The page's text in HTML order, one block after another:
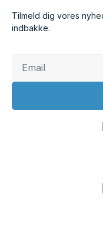
Tilmeld dig vores
indbakke.